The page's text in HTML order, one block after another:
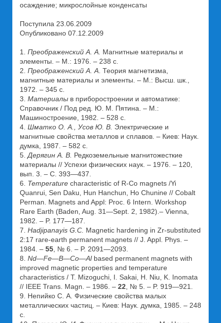
осаждение; микрослойные конденсаты
Поступила 23.06.2009
Опубликовано 07.12.2009
1. Преображенский А. А. Магнитные материалы и
элементы. – М.: 1976. – 238 с.
2. Преображенский А. А . Теория магнетизма,
магнитные материалы и элементы. – М.: Высш. шк.,
1972. – 345 с.
3. Материалы в приборостроении и автоматике:
Справочник / Под ред. Ю. М. Пятина. – М.:
Машиностроение, 1982. – 528 с.
4. Шматко О. А., Усов Ю. В. Электрические и
магнитные свойства металлов и сплавов. – Киев: Наук.
думка, 1987. – 582 с.
5. Дерягин А. В. Редкоземельные магнитожесткие
материалы // Успехи физических наук. – 1976. – 120,
вып. 3. – С. 393—437.
6. Temperature characteristic of R-Co magnets /Yi
Quanrui, Sen Daku, Hun Hanchun, Ho Chunine // Cobalt
Perman. Magnets and Appl: Proc. 6 Intern. Workshop
Rare Earth (Baden, Aug. 31—Sept. 2, 1982).– Vienna,
1982. – P. 177—187.
7. Hadjipanayis G.C. Magnetic hardening in Zr-substituted
2:17 rare-earth permanent magnets // J. Appl. Phys. –
1984. – 55 , № 6. – P. 2091—2093.
8. Nd—Fe—B—Co—Al based permanent magnets with
improved magnetic properties and temperature
characteristics / T. Mizoguchi, I. Sakai, H. Niu, K. Inomata
// IEEE Trans. Magn. – 1986. – 22 , № 5. – P. 919—921.
9. Непийко С. А. Физические свойства малых
металлических частиц. – Киев: Наук. думка, 1985. – 248
с.